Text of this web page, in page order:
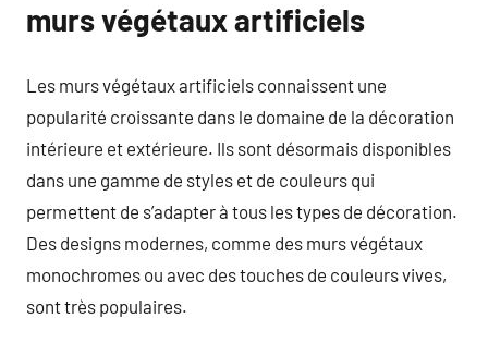
murs végétaux artificiels
Les murs végétaux artificiels connaissent une
popularité croissante dans le domaine de la décoration
intérieure et extérieure. Ils sont désormais disponibles
dans une gamme de styles et de couleurs qui
permettent de s’adapter à tous les types de décoration.
Des designs modernes, comme des murs végétaux
monochromes ou avec des touches de couleurs vives,
sont très populaires.